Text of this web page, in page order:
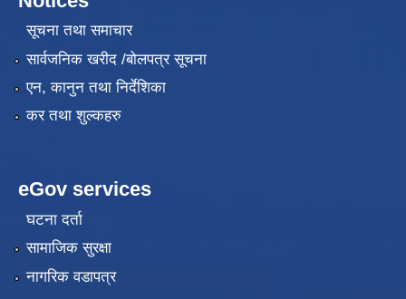
सूचना तथा समाचार
सार्वजनिक खरीद /बोलपत्र सूचना
एन, कानुन तथा निर्देशिका
कर तथा शुल्कहरु
eGov services
घटना दर्ता
सामाजिक सुरक्षा
नागरिक वडापत्र